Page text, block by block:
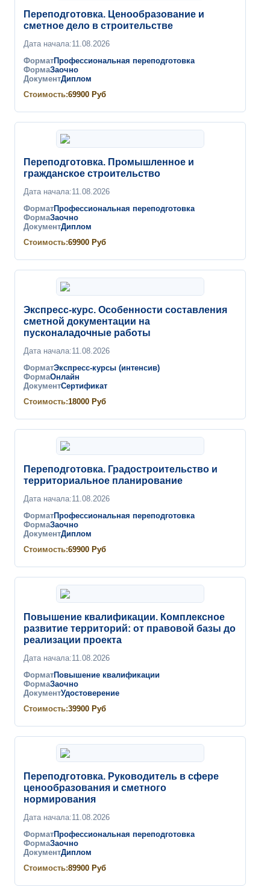
Переподготовка. Ценообразование и
сметное дело в строительстве
Дата начала:11.08.2026
ФорматПрофессиональная переподготовка
ФормаЗаочно
ДокументДиплом
Стоимость:69900 Руб
Переподготовка. Промышленное и
гражданское строительство
Дата начала:11.08.2026
ФорматПрофессиональная переподготовка
ФормаЗаочно
ДокументДиплом
Стоимость:69900 Руб
Экспресс-курс. Особенности составления
сметной документации на
пусконаладочные работы
Дата начала:11.08.2026
ФорматЭкспресс-курсы (интенсив)
ФормаОнлайн
ДокументСертификат
Стоимость:18000 Руб
Переподготовка. Градостроительство и
территориальное планирование
Дата начала:11.08.2026
ФорматПрофессиональная переподготовка
ФормаЗаочно
ДокументДиплом
Стоимость:69900 Руб
Повышение квалификации. Комплексное
развитие территорий: от правовой базы до
реализации проекта
Дата начала:11.08.2026
ФорматПовышение квалификации
ФормаЗаочно
ДокументУдостоверение
Стоимость:39900 Руб
Переподготовка. Руководитель в сфере
ценообразования и сметного
нормирования
Дата начала:11.08.2026
ФорматПрофессиональная переподготовка
ФормаЗаочно
ДокументДиплом
Стоимость:89900 Руб